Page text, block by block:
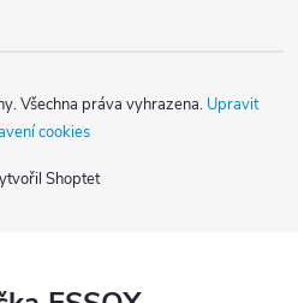
Shoptet
. Všechna práva vyhrazena. Upravit
cookies